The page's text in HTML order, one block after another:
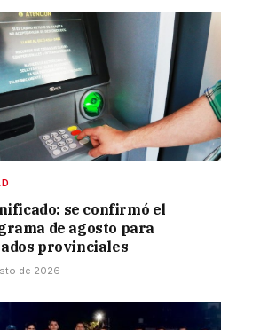
se confirmó el
de agosto para
provinciales
de 2026